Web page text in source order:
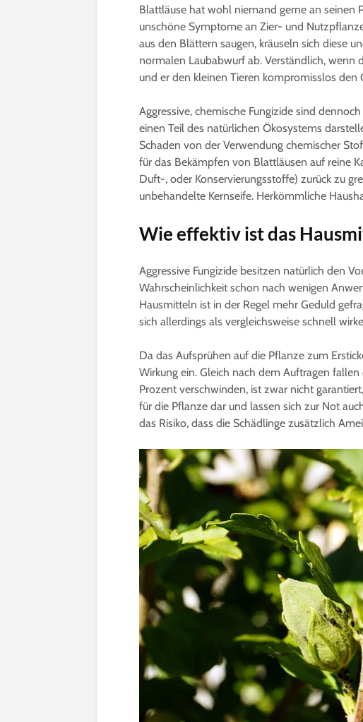
Blattläuse hat wohl niemand gerne an seinen
unschöne Symptome an Zier- und
aus den Blättern saugen, kräuseln sich diese
normalen Laubabwurf ab. Verständlich, wenn
und er den kleinen Tieren kompromisslos den
Aggressive, chemische Fungizide sind
einen Teil des natürlichen Ökosystems
Schaden von der Verwendung chemischer
für das Bekämpfen von Blattläusen auf reine
Duft-, oder Konservierungsstoffe) zurück zu
unbehandelte Kernseife. Herkömmliche
Wie effektiv ist das
Aggressive Fungizide besitzen natürlich den
Wahrscheinlichkeit schon nach wenigen
Hausmitteln ist in der Regel mehr Geduld
sich allerdings als vergleichsweise schnell
Da das Aufsprühen auf die Pflanze zum
Wirkung ein. Gleich nach dem Auftragen
Prozent verschwinden, ist zwar nicht
für die Pflanze dar und lassen sich zur Not
das Risiko, dass die Schädlinge zusätzlich